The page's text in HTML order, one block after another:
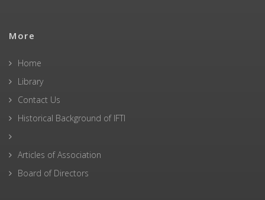
More
Home
Library
Contact Us
Historical Background of IFTI
Articles of Association
Board of Directors